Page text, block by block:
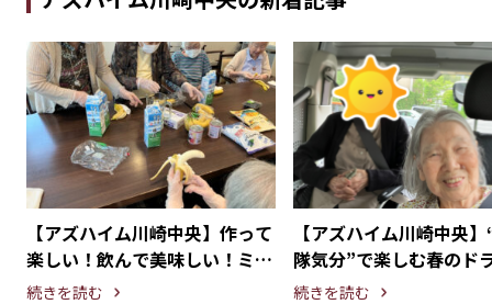
【アズハイム川崎中央】作って
楽しい！飲んで美味しい！ミッ
クスジュース作り
続きを読む
【アズハイム川崎中央
隊気分”で楽しむ春のド
続きを読む